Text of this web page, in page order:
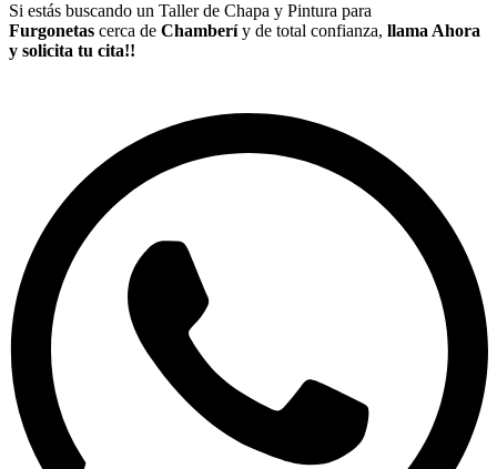
Si estás buscando un Taller de Chapa y Pintura para
Furgonetas cerca de Chamberíy de total confianza, llama Ahora
y solicita tu cita!!